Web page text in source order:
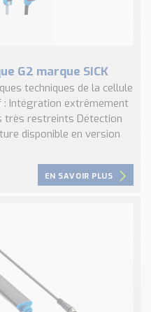
G2 marque SICK
techniques de la cellule
: Intégration extrêmement
très restreints Détection
disponible en version
EN SAVOIR PLUS